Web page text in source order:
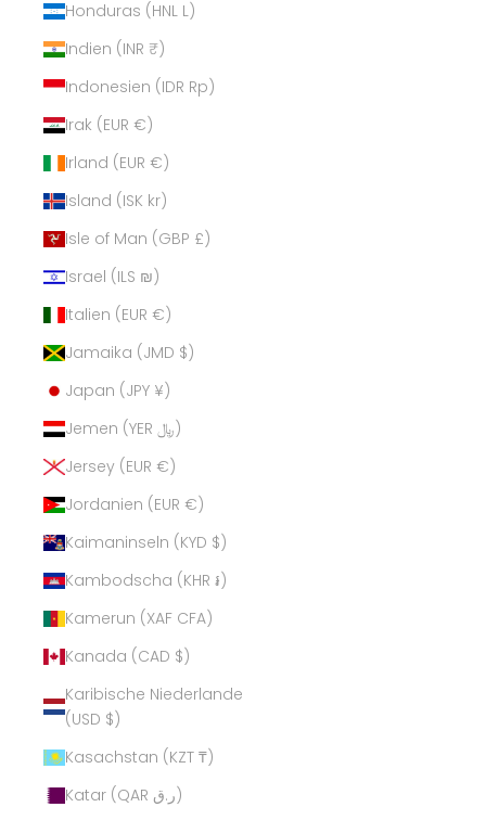
Honduras (HNL L)
Indien (INR ₹)
Indonesien (IDR Rp)
Irak (EUR €)
Irland (EUR €)
Island (ISK kr)
Isle of Man (GBP £)
Israel (ILS ₪)
Italien (EUR €)
Jamaika (JMD $)
Japan (JPY ¥)
Jemen (YER ﷼)
Jersey (EUR €)
Jordanien (EUR €)
Kaimaninseln (KYD $)
Kambodscha (KHR ៛)
Kamerun (XAF CFA)
Kanada (CAD $)
Karibische Niederlande
(USD $)
Kasachstan (KZT ₸)
Katar (QAR ر.ق)